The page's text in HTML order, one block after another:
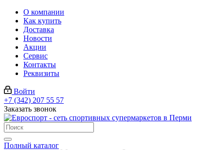
О компании
Как купить
Доставка
Новости
Акции
Сервис
Контакты
Реквизиты
Войти
+7 (342) 207 55 57
Заказать звонок
Полный каталог